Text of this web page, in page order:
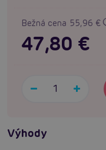
Bežná cena 55,96 €
47,80 €
Výhody